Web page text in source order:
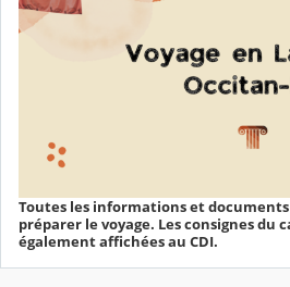
Toutes les informations et
préparer le voyage. Les consignes du
également affichées au CDI.